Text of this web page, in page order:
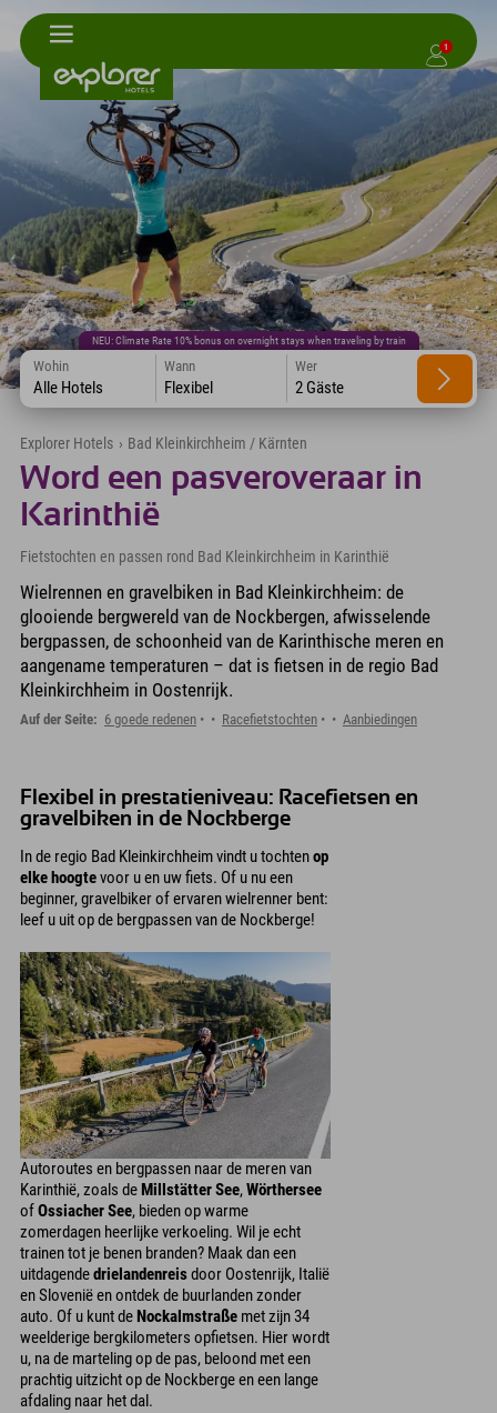
1
NEU: Climate Rate 10% bonus on overnight stays when traveling by train
Wohin
Alle Hotels
Wann
Flexibel
Wer
2 Gäste
Explorer Hotels › Bad Kleinkirchheim / Kärnten
Word een pasveroveraar in
Karinthië
Fietstochten en passen rond Bad Kleinkirchheim in Karinthië
Wielrennen en gravelbiken in Bad Kleinkirchheim: de
glooiende bergwereld van de Nockbergen, afwisselende
bergpassen, de schoonheid van de Karinthische meren en
aangename temperaturen – dat is fietsen in de regio Bad
Kleinkirchheim in Oostenrijk.
Auf der Seite: 6 goede redenen Racefietstochten Aanbiedingen
Flexibel in prestatieniveau: Racefietsen en
gravelbiken in de Nockberge
In de regio Bad Kleinkirchheim vindt u tochtenop
elke hoogtevoor u en uw fiets. Of u nu een
beginner, gravelbiker of ervaren wielrenner bent:
leef u uit op de bergpassen van de Nockberge!
Autoroutes en bergpassen naar de meren van
Karinthië, zoals deMillstätter See,Wörthersee
ofOssiacher See, bieden op warme
zomerdagen heerlijke verkoeling. Wil je echt
trainen tot je benen branden? Maak dan een
uitdagendedrielandenreisdoor Oostenrijk, Italië
en Slovenië en ontdek de buurlanden zonder
auto. Of u kunt deNockalmstraße met zijn 34
weelderige bergkilometers opfietsen. Hier wordt
u, na de marteling op de pas, beloond met een
prachtig uitzicht op de Nockberge en een lange
afdaling naar het dal.